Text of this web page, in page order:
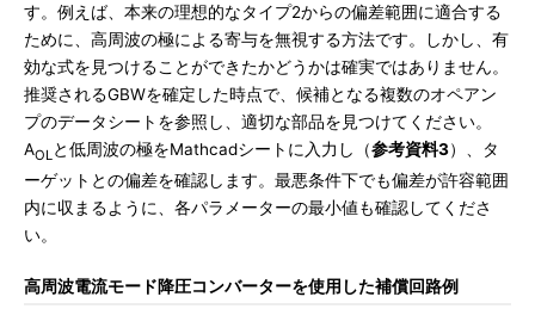
す。例えば、本来の理想的なタイプ2からの偏差範囲に適合する
ために、高周波の極による寄与を無視する方法です。しかし、有
効な式を見つけることができたかどうかは確実ではありません。
推奨されるGBWを確定した時点で、候補となる複数のオペアン
プのデータシートを参照し、適切な部品を見つけてください。
AOLと低周波の極をMathcadシートに入力し（参考資料3）、タ
ーゲットとの偏差を確認します。最悪条件下でも偏差が許容範囲
内に収まるように、各パラメーターの最小値も確認してくださ
い。
高周波電流モード降圧コンバーターを使用した補償回路例